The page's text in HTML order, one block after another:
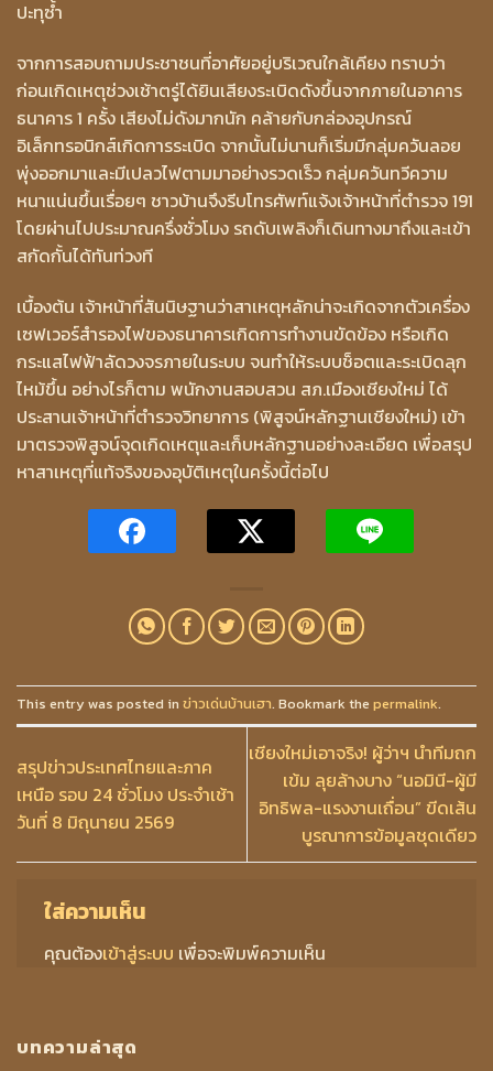
ปะทุซ้ำ
จากการสอบถามประชาชนที่อาศัยอยู่บริเวณใกล้เคียง ทราบว่า
ก่อนเกิดเหตุช่วงเช้าตรู่ได้ยินเสียงระเบิดดังขึ้นจากภายในอาคาร
ธนาคาร 1 ครั้ง เสียงไม่ดังมากนัก คล้ายกับกล่องอุปกรณ์
อิเล็กทรอนิกส์เกิดการระเบิด จากนั้นไม่นานก็เริ่มมีกลุ่มควันลอย
พุ่งออกมาและมีเปลวไฟตามมาอย่างรวดเร็ว กลุ่มควันทวีความ
หนาแน่นขึ้นเรื่อยๆ ชาวบ้านจึงรีบโทรศัพท์แจ้งเจ้าหน้าที่ตำรวจ 191
โดยผ่านไปประมาณครึ่งชั่วโมง รถดับเพลิงก็เดินทางมาถึงและเข้า
สกัดกั้นได้ทันท่วงที
เบื้องต้น เจ้าหน้าที่สันนิษฐานว่าสาเหตุหลักน่าจะเกิดจากตัวเครื่อง
เซฟเวอร์สำรองไฟของธนาคารเกิดการทำงานขัดข้อง หรือเกิด
กระแสไฟฟ้าลัดวงจรภายในระบบ จนทำให้ระบบช็อตและระเบิดลุก
ไหม้ขึ้น อย่างไรก็ตาม พนักงานสอบสวน สภ.เมืองเชียงใหม่ ได้
ประสานเจ้าหน้าที่ตำรวจวิทยาการ (พิสูจน์หลักฐานเชียงใหม่) เข้า
มาตรวจพิสูจน์จุดเกิดเหตุและเก็บหลักฐานอย่างละเอียด เพื่อสรุป
หาสาเหตุที่แท้จริงของอุบัติเหตุในครั้งนี้ต่อไป
This entry was posted in ข่าวเด่นบ้านเฮา. Bookmark the permalink.
สรุปข่าวประเทศไทยและภาค
เหนือ รอบ 24 ชั่วโมง ประจำเช้า
วันที่ 8 มิถุนายน 2569
เชียงใหม่เอาจริง! ผู้ว่าฯ นำทีมถก
เข้ม ลุยล้างบาง “นอมินี-ผู้มี
อิทธิพล-แรงงานเถื่อน” ขีดเส้น
บูรณาการข้อมูลชุดเดียว
ใส่ความเห็น
คุณต้องเข้าสู่ระบบ เพื่อจะพิมพ์ความเห็น
บทความล่าสุด